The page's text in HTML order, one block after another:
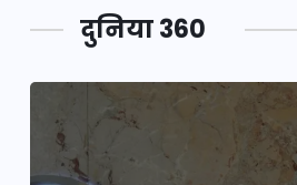
दुनिया 360